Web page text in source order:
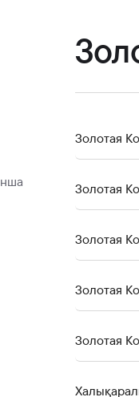
Золотая
Золотая
Золотая
Золотая
Золотая